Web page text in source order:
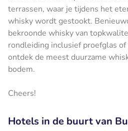
terrassen, waar je tijdens het
whisky wordt gestookt.
bekroonde whisky van
rondleiding inclusief proefglas
ontdek de meest duurzame
bodem.
Cheers!
Hotels in de buurt van